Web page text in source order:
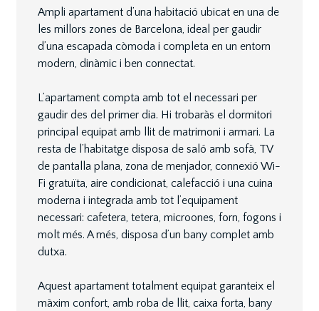
Ampli apartament d’una habitació ubicat en una de
les millors zones de Barcelona, ideal per gaudir
d’una escapada còmoda i completa en un entorn
modern, dinàmic i ben connectat.
L’apartament compta amb tot el necessari per
gaudir des del primer dia. Hi trobaràs el dormitori
principal equipat amb llit de matrimoni i armari. La
resta de l’habitatge disposa de saló amb sofà, TV
de pantalla plana, zona de menjador, connexió Wi-
Fi gratuïta, aire condicionat, calefacció i una cuina
moderna i integrada amb tot l’equipament
necessari: cafetera, tetera, microones, forn, fogons i
molt més. A més, disposa d’un bany complet amb
dutxa.
Aquest apartament totalment equipat garanteix el
màxim confort, amb roba de llit, caixa forta, bany